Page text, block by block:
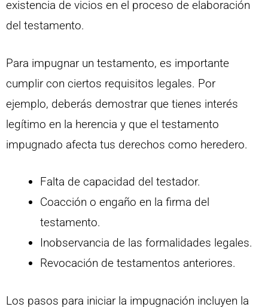
existencia de vicios en el proceso de elaboración
del testamento.
Para impugnar un testamento, es importante
cumplir con ciertos requisitos legales. Por
ejemplo, deberás demostrar que tienes interés
legítimo en la herencia y que el testamento
impugnado afecta tus derechos como heredero.
Falta de capacidad del testador.
Coacción o engaño en la firma del
testamento.
Inobservancia de las formalidades legales.
Revocación de testamentos anteriores.
Los pasos para iniciar la impugnación incluyen la